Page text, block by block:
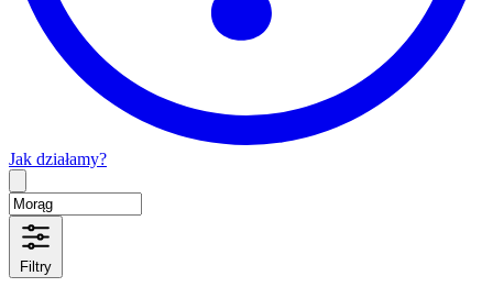
Jak działamy?
Filtry